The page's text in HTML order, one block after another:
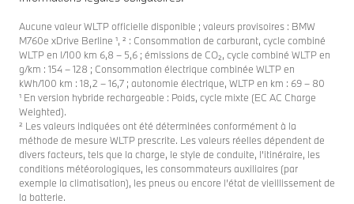
Aucune valeur WLTP officielle disponible ; valeurs provisoires : BMW
M760e xDrive Berline ¹, ² : Consommation de carburant, cycle combiné
WLTP en l/100 km 6,8 – 5,6 ; émissions de CO₂, cycle combiné WLTP en
g/km : 154 – 128 ; Consommation électrique combinée WLTP en
kWh/100 km : 18,2 – 16,7 ; autonomie électrique, WLTP en km : 69 – 80
¹ En version hybride rechargeable : Poids, cycle mixte (EC AC Charge
Weighted).
² Les valeurs indiquées ont été déterminées conformément à la
méthode de mesure WLTP prescrite. Les valeurs réelles dépendent de
divers facteurs, tels que la charge, le style de conduite, l’itinéraire, les
conditions météorologiques, les consommateurs auxiliaires (par
exemple la climatisation), les pneus ou encore l’état de vieillissement de
la batterie.